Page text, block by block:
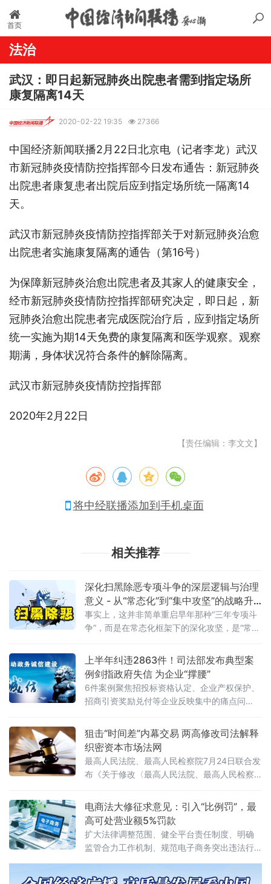
首页
法治
武汉：即日起新冠肺炎出院患者需到指定场所
康复隔离14天
2020-02-22 19:35 27366
中国经济新闻联播2月22日北京电（记者李龙）武汉
市新冠肺炎疫情防控指挥部今日发布通告 ：新冠肺炎
出院患者康复患者出院后应到指定场所统一隔离14
天。
武汉市新冠肺炎疫情防控指挥部关于对新冠肺炎治愈
出院患者实施康复隔离的通告（第16号）
为保障新冠肺炎治愈出院患者及其家人的健康安全，
经市新冠肺炎疫情防控指挥部研究决定，即日起，新
冠肺炎治愈出院患者完成医院治疗后，应到指定场所
统一实施为期14天免费的康复隔离和医学观察。观察
期满，身体状况符合条件的解除隔离。
武汉市新冠肺炎疫情防控指挥部
2020年2月22日
【责任编辑：李文文】
将中经联播添加到手机桌面
相关推荐
深化扫黑除恶专项斗争的深层逻辑与治理
意义 - 从“常态化”到“集中攻坚”的战略升
级
事实上，这并非简单重启早年那种“三年专项斗
争”，而是在常态化框架下的深化攻坚，是“常态
强调要严格依法办事、坚持实事求是，做到“是
黑恶一个不漏、不是黑恶一个不凑”
上半年纠违2863件！司法部发布典型案
例剑指政府失信 为企业“撑腰”
6件案例聚焦招投标资格认定、企业产权保护、
招商引资奖励兑付等企业反映集中的痛点问
不当行为“亮剑”，为纵深推进全国统一大市场建
设提供了坚实的法治保障。数据显示，2026年1
至6月，全国各级行政复议机构依法履行监督职
狙击“时间差”内幕交易 两高修改司法解释
织密资本市场法网
最高人民法院、最高人民检察院7月24日联合发
布《关于修改〈最高人民法院、最高人民检察
具体应用法律若干问题的解释〉的决定》（法
释〔2026〕13号）。修改决定已分别经最高人
民法院审判委员会第1961次会议、最高人民检
察院第十四届检察委员会第七十五次会议通
过，自2026年7月27日起施行。此次修改距
2012年《关于办理内幕交易、泄
电商法大修征求意见：引入“比例罚”，最
高可处营业额5%罚款
扩大法律调整范围、健全平台责任制度、明确
监管合力工作机制、规范电子商务突出违法行